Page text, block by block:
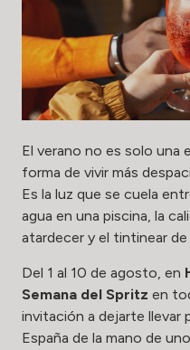
El verano no es solo una
forma de vivir más
Es la luz que se cuela
agua en una piscina, la
atardecer y el tintinear
Del 1 al 10 de agosto, en
Semana del Spritz en
invitación a dejarte llevar
España de la mano de